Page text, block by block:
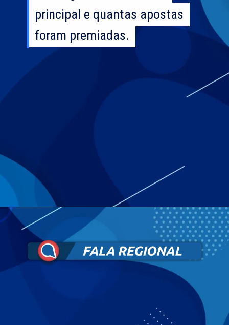
principal e quantas apostas
foram premiadas.
principal e quantas apostas
foram premiadas.